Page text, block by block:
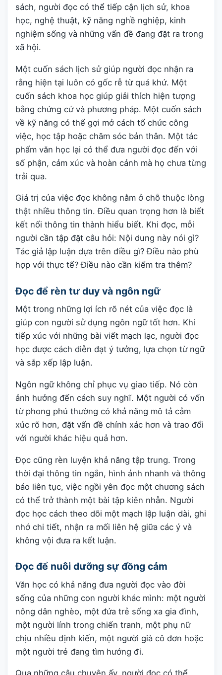
sách, người đọc có thể tiếp cận lịch sử, khoa
học, nghệ thuật, kỹ năng nghề nghiệp, kinh
nghiệm sống và những vấn đề đang đặt ra trong
xã hội.
Một cuốn sách lịch sử giúp người đọc nhận ra
rằng hiện tại luôn có gốc rễ từ quá khứ. Một
cuốn sách khoa học giúp giải thích hiện tượng
bằng chứng cứ và phương pháp. Một cuốn sách
về kỹ năng có thể gợi mở cách tổ chức công
việc, học tập hoặc chăm sóc bản thân. Một tác
phẩm văn học lại có thể đưa người đọc đến với
số phận, cảm xúc và hoàn cảnh mà họ chưa từng
trải qua.
Giá trị của việc đọc không nằm ở chỗ thuộc lòng
thật nhiều thông tin. Điều quan trọng hơn là biết
kết nối thông tin thành hiểu biết. Khi đọc, mỗi
người cần tập đặt câu hỏi: Nội dung này nói gì?
Tác giả lập luận dựa trên điều gì? Điều nào phù
hợp với thực tế? Điều nào cần kiểm tra thêm?
Đọc để rèn tư duy và ngôn ngữ
Một trong những lợi ích rõ nét của việc đọc là
giúp con người sử dụng ngôn ngữ tốt hơn. Khi
tiếp xúc với những bài viết mạch lạc, người đọc
học được cách diễn đạt ý tưởng, lựa chọn từ ngữ
và sắp xếp lập luận.
Ngôn ngữ không chỉ phục vụ giao tiếp. Nó còn
ảnh hưởng đến cách suy nghĩ. Một người có vốn
từ phong phú thường có khả năng mô tả cảm
xúc rõ hơn, đặt vấn đề chính xác hơn và trao đổi
với người khác hiệu quả hơn.
Đọc cũng rèn luyện khả năng tập trung. Trong
thời đại thông tin ngắn, hình ảnh nhanh và thông
báo liên tục, việc ngồi yên đọc một chương sách
có thể trở thành một bài tập kiên nhẫn. Người
đọc học cách theo dõi một mạch lập luận dài, ghi
nhớ chi tiết, nhận ra mối liên hệ giữa các ý và
không vội đưa ra kết luận.
Đọc để nuôi dưỡng sự đồng cảm
Văn học có khả năng đưa người đọc vào đời
sống của những con người khác mình: một người
nông dân nghèo, một đứa trẻ sống xa gia đình,
một người lính trong chiến tranh, một phụ nữ
chịu nhiều định kiến, một người già cô đơn hoặc
một người trẻ đang tìm hướng đi.